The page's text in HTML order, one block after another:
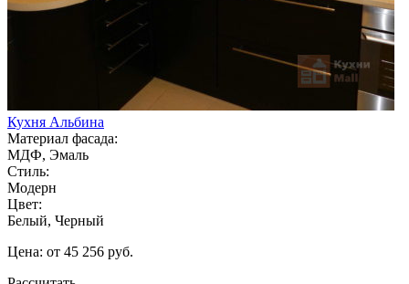
Кухня Альбина
Материал фасада:
МДФ, Эмаль
Стиль:
Модерн
Цвет:
Белый, Черный
Цена: от 45 256 руб.